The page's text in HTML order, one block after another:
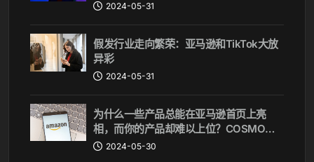
2024-05-31
假发行业走向繁荣：亚马逊和TikTok大放
异彩
2024-05-31
为什么一些产品总能在亚马逊首页上亮
相，而你的产品却难以上位？COSMO算
法揭秘
2024-05-30